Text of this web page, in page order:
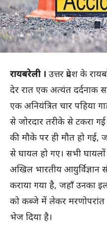
रायबरेली । उत्तर प्रदेश के
देर रात एक अत्यंत दर्दनाक
एक अनियंत्रित चार पहिया
से जोरदार तरीके से टकरा
की मौके पर ही मौत हो
से घायल हो गए। सभी घायलों
अखिल भारतीय आयुर्विज्ञान
कराया गया है, जहाँ उनका
को कब्जे में लेकर मरणोपरांत
भेज दिया है।